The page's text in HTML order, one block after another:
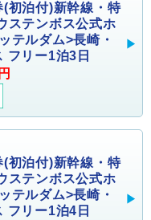
初泊付)新幹線・特
ステンボス公式ホ
テルダム>長崎・
フリー1泊3日
初泊付)新幹線・特
ステンボス公式ホ
テルダム>長崎・
フリー1泊4日